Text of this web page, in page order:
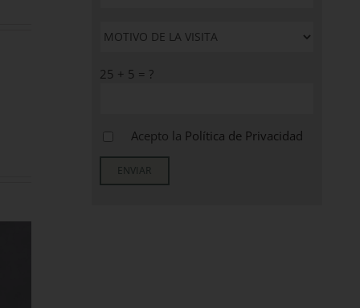
25 + 5 = ?
Acepto la Política de Privacidad